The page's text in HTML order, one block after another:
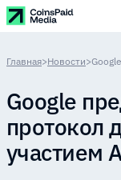
Главная>Новости>
Google
протокол
участием